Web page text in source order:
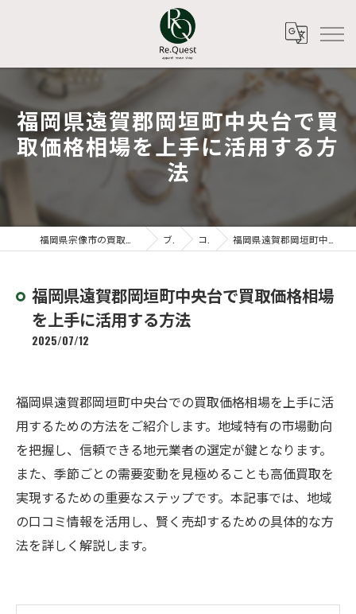
福岡県遠賀郡岡垣町中央台で買
取価格相場を上手に活用する方
法
ブログ コラム 福岡県遠賀郡岡垣町中央台で買取価格相場を上手に活用する方法
福岡県遠賀郡岡垣町中央台で買取価格相場
を上手に活用する方法
2025/07/12
福岡県遠賀郡岡垣町中央台での買取価格相場を上手に活
用するための方法をご紹介します。地域特有の市場動向
を把握し、信頼できる地元業者の選定が鍵となります。
また、季節ごとの需要変動を見極めることも高価買取を
実現するための重要なステップです。本記事では、地域
の口コミ情報を活用し、賢く売却するための具体的な方
法を詳しく解説します。